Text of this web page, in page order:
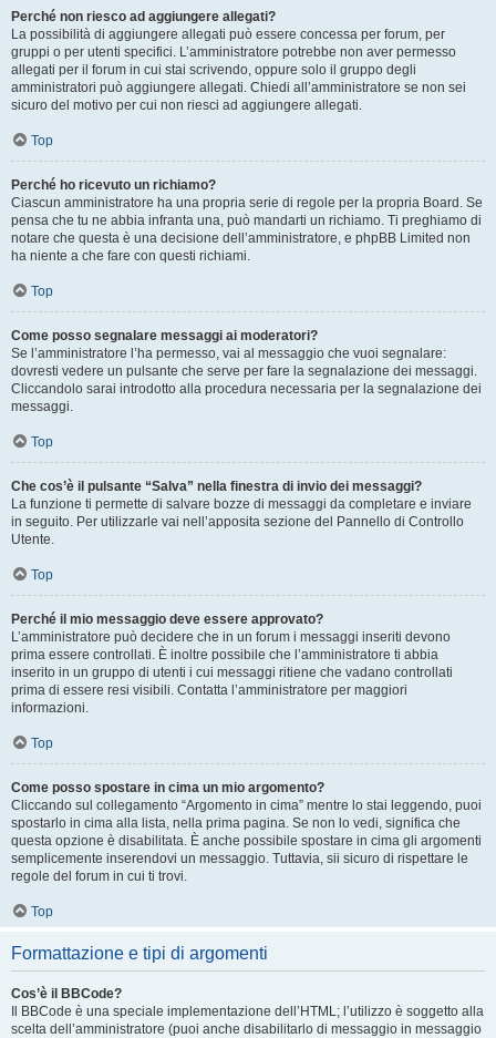
Perché non riesco ad aggiungere allegati?
La possibilità di aggiungere allegati può essere concessa per forum, per
gruppi o per utenti specifici. L’amministratore potrebbe non aver permesso
allegati per il forum in cui stai scrivendo, oppure solo il gruppo degli
amministratori può aggiungere allegati. Chiedi all’amministratore se non sei
sicuro del motivo per cui non riesci ad aggiungere allegati.
Top
Perché ho ricevuto un richiamo?
Ciascun amministratore ha una propria serie di regole per la propria Board. Se
pensa che tu ne abbia infranta una, può mandarti un richiamo. Ti preghiamo di
notare che questa è una decisione dell’amministratore, e phpBB Limited non
ha niente a che fare con questi richiami.
Top
Come posso segnalare messaggi ai moderatori?
Se l’amministratore l’ha permesso, vai al messaggio che vuoi segnalare:
dovresti vedere un pulsante che serve per fare la segnalazione dei messaggi.
Cliccandolo sarai introdotto alla procedura necessaria per la segnalazione dei
messaggi.
Top
Che cos’è il pulsante “Salva” nella finestra di invio dei messaggi?
La funzione ti permette di salvare bozze di messaggi da completare e inviare
in seguito. Per utilizzarle vai nell’apposita sezione del Pannello di Controllo
Utente.
Top
Perché il mio messaggio deve essere approvato?
L’amministratore può decidere che in un forum i messaggi inseriti devono
prima essere controllati. È inoltre possibile che l’amministratore ti abbia
inserito in un gruppo di utenti i cui messaggi ritiene che vadano controllati
prima di essere resi visibili. Contatta l’amministratore per maggiori
informazioni.
Top
Come posso spostare in cima un mio argomento?
Cliccando sul collegamento “Argomento in cima” mentre lo stai leggendo, puoi
spostarlo in cima alla lista, nella prima pagina. Se non lo vedi, significa che
questa opzione è disabilitata. È anche possibile spostare in cima gli argomenti
semplicemente inserendovi un messaggio. Tuttavia, sii sicuro di rispettare le
regole del forum in cui ti trovi.
Top
Formattazione e tipi di argomenti
Cos’è il BBCode?
Il BBCode è una speciale implementazione dell’HTML; l’utilizzo è soggetto alla
scelta dell’amministratore (puoi anche disabilitarlo di messaggio in messaggio